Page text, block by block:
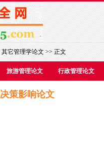
其它管理学论文>> 正文
旅游管理论文 行政管理论文
策影响论文